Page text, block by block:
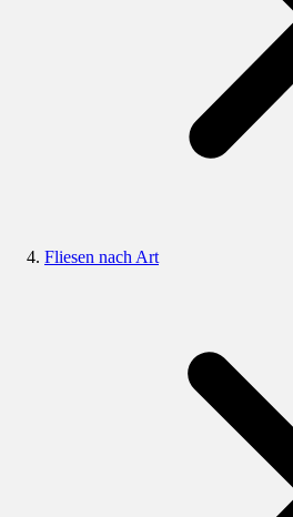
Fliesen nach Art